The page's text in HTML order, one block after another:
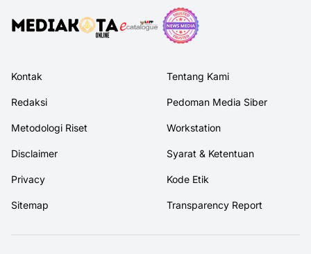
Kontak Tentang Kami
Redaksi Pedoman Media Siber
Metodologi Riset Workstation
Disclaimer Syarat & Ketentuan
Privacy Kode Etik
Sitemap Transparency Report